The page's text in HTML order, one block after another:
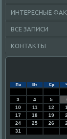
ИНТЕРЕСНЫЕ
ВСЕ ЗАПИСИ
КОНТАКТЫ
Пн Вт Ср
3
4 5
10
11 12
17
18 19
24
25 26
31